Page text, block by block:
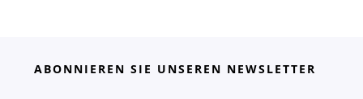
ABONNIEREN SIE UNSEREN NEWSLETTER